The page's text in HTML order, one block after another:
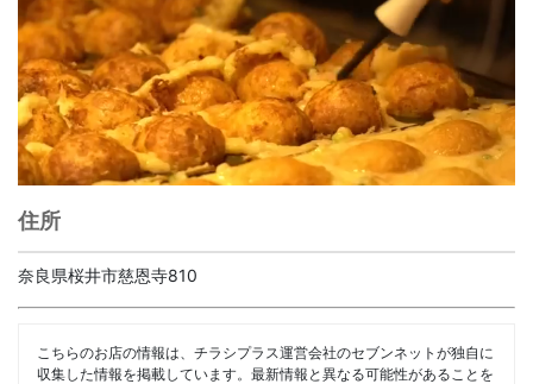
住所
奈良県桜井市慈恩寺810
こちらのお店の情報は、チラシプラス運営会社のセブンネットが独自に
収集した情報を掲載しています。最新情報と異なる可能性があることを